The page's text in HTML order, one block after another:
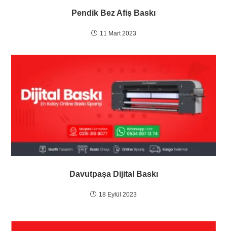
Pendik Bez Afiş Baskı
11 Mart 2023
Davutpaşa Dijital Baskı
18 Eylül 2023